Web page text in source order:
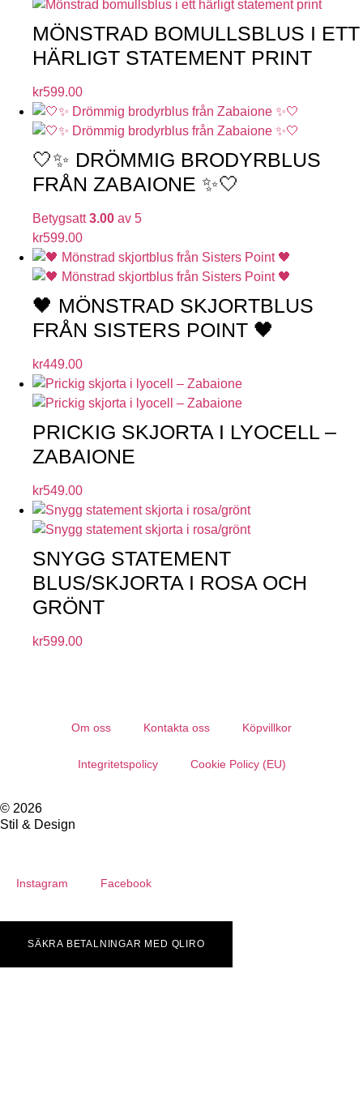
MÖNSTRAD BOMULLSBLUS I ETT
HÄRLIGT STATEMENT PRINT
kr599.00
🤍✨ DRÖMMIG BRODYRBLUS
FRÅN ZABAIONE ✨🤍
Betygsatt3.00 av 5
kr599.00
🖤 MÖNSTRAD SKJORTBLUS
FRÅN SISTERS POINT 🖤
kr449.00
PRICKIG SKJORTA I LYOCELL –
ZABAIONE
kr549.00
SNYGG STATEMENT
BLUS/SKJORTA I ROSA OCH
GRÖNT
kr599.00
Om oss Kontakta oss Köpvillkor
Integritetspolicy Cookie Policy (EU)
© 2026
Stil & Design
Instagram Facebook
SÄKRA BETALNINGAR MED QLIRO